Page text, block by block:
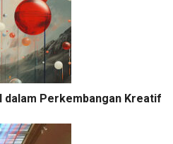
dalam Perkembangan Kreatif